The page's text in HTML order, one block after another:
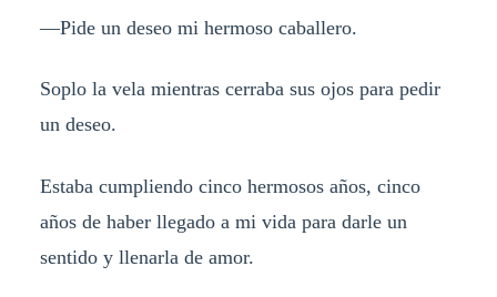
—Pide un deseo mi hermoso caballero.
Soplo la vela mientras cerraba sus ojos para pedir
un deseo.
Estaba cumpliendo cinco hermosos años, cinco
años de haber llegado a mi vida para darle un
sentido y llenarla de amor.